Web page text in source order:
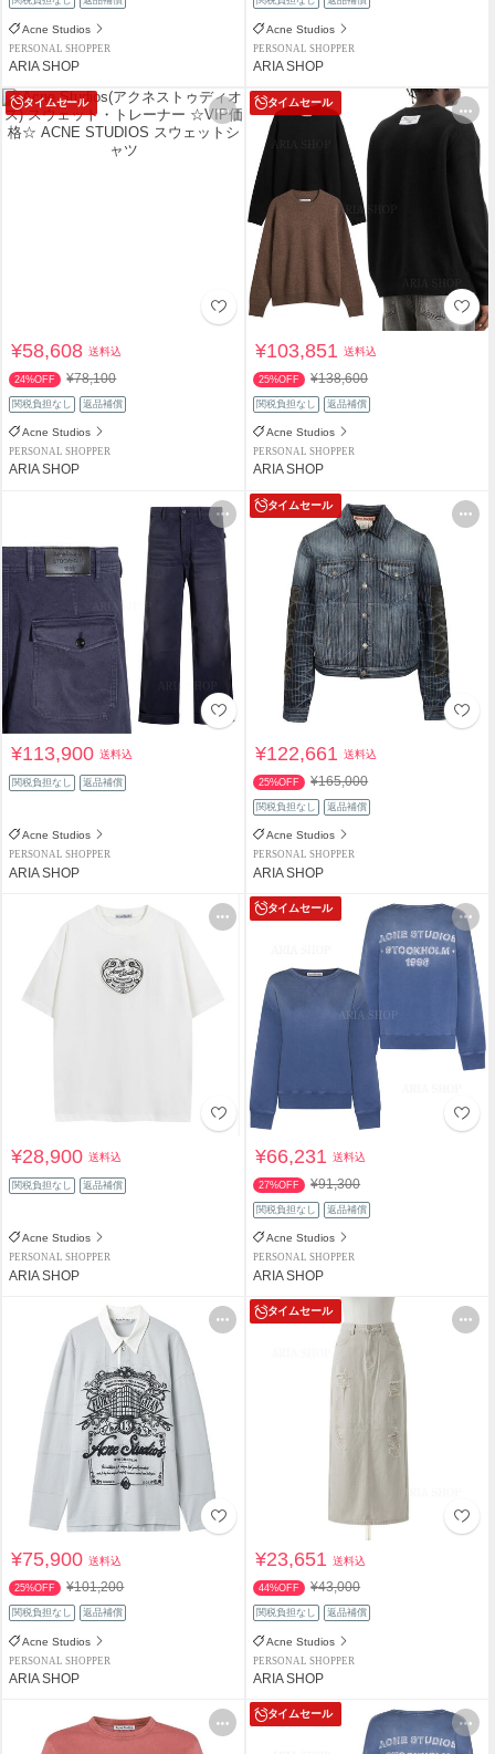
Acne Studios
PERSONAL SHOPPER
ARIA SHOP
Acne Studios
PERSONAL SHOPPER
ARIA SHOP
タイムセール
¥58,608送料込
24%OFF ¥78,100
関税負担なし 返品補償
Acne Studios
PERSONAL SHOPPER
ARIA SHOP
タイムセール
¥103,851送料込
25%OFF ¥138,600
関税負担なし 返品補償
Acne Studios
PERSONAL SHOPPER
ARIA SHOP
¥113,900送料込
関税負担なし 返品補償
Acne Studios
PERSONAL SHOPPER
ARIA SHOP
タイムセール
¥122,661送料込
25%OFF ¥165,000
関税負担なし 返品補償
Acne Studios
PERSONAL SHOPPER
ARIA SHOP
¥28,900送料込
関税負担なし 返品補償
Acne Studios
PERSONAL SHOPPER
ARIA SHOP
タイムセール
¥66,231送料込
27%OFF ¥91,300
関税負担なし 返品補償
Acne Studios
PERSONAL SHOPPER
ARIA SHOP
¥75,900送料込
25%OFF ¥101,200
関税負担なし 返品補償
Acne Studios
PERSONAL SHOPPER
ARIA SHOP
タイムセール
¥23,651送料込
44%OFF ¥43,000
関税負担なし 返品補償
Acne Studios
PERSONAL SHOPPER
ARIA SHOP
タイムセール